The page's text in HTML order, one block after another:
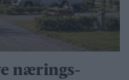
nærings­